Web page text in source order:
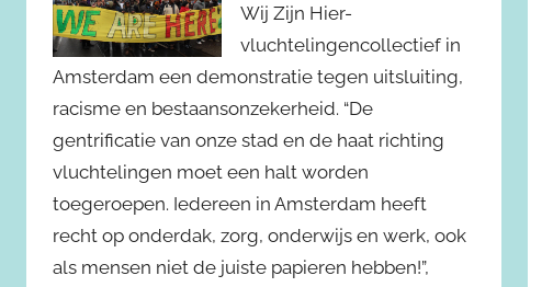
Wij Zijn Hier-
vluchtelingencollectief in
Amsterdam een demonstratie tegen uitsluiting,
racisme en bestaansonzekerheid. “De
gentrificatie van onze stad en de haat richting
vluchtelingen moet een halt worden
toegeroepen. Iedereen in Amsterdam heeft
recht op onderdak, zorg, onderwijs en werk, ook
als mensen niet de juiste papieren hebben!”,